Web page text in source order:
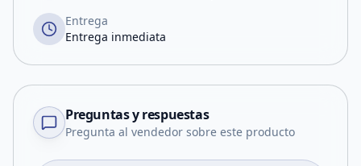
Entrega
Entrega inmediata
Preguntas y respuestas
Pregunta al vendedor sobre este producto